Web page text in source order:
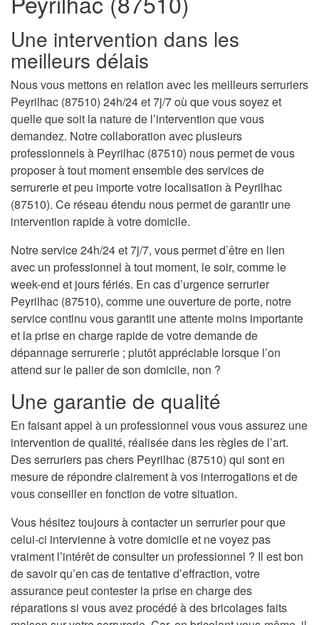
Une intervention dans les
meilleurs délais
Nous vous mettons en relation avec les meilleurs serruriers
Peyrilhac (87510) 24h/24 et 7j/7 où que vous soyez et
quelle que soit la nature de l’intervention que vous
demandez. Notre collaboration avec plusieurs
professionnels à Peyrilhac (87510) nous permet de vous
proposer à tout moment ensemble des services de
serrurerie et peu importe votre localisation à Peyrilhac
(87510). Ce réseau étendu nous permet de garantir une
intervention rapide à votre domicile.
Notre service 24h/24 et 7j/7, vous permet d’être en lien
avec un professionnel à tout moment, le soir, comme le
week-end et jours fériés. En cas d’urgence serrurier
Peyrilhac (87510), comme une ouverture de porte, notre
service continu vous garantit une attente moins importante
et la prise en charge rapide de votre demande de
dépannage serrurerie ; plutôt appréciable lorsque l’on
attend sur le palier de son domicile, non ?
Une garantie de qualité
En faisant appel à un professionnel vous vous assurez une
intervention de qualité, réalisée dans les règles de l’art.
Des serruriers pas chers Peyrilhac (87510) qui sont en
mesure de répondre clairement à vos interrogations et de
vous conseiller en fonction de votre situation.
Vous hésitez toujours à contacter un serrurier pour que
celui-ci intervienne à votre domicile et ne voyez pas
vraiment l’intérêt de consulter un professionnel ? Il est bon
de savoir qu’en cas de tentative d’effraction, votre
assurance peut contester la prise en charge des
réparations si vous avez procédé à des bricolages faits